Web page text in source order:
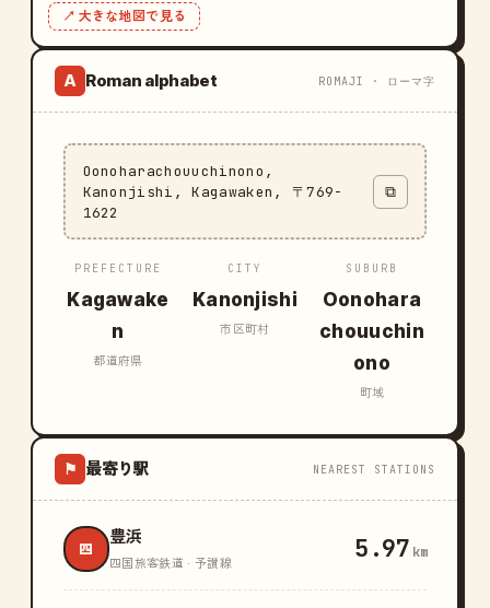
↗ 大きな地図で見る
A Roman alphabet ROMAJI · ローマ字
Oonoharachouuchinono,
Kanonjishi, Kagawaken, 〒769-
1622
⧉
PREFECTURE
Kagawake
n
都道府県
CITY
Kanonjishi
市区町村
SUBURB
Oonohara
chouuchin
ono
町域
⚑ 最寄り駅 NEAREST STATIONS
四
豊浜
四国旅客鉄道 · 予讃線 5.97 km